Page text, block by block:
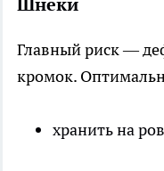
Главный риск —
кромок.
хранить на